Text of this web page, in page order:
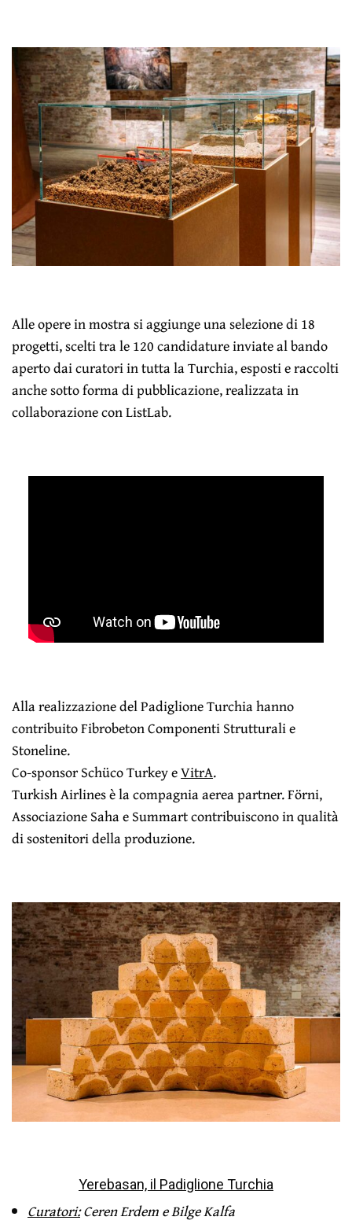
Alle opere in mostra si aggiunge una selezione di 18
progetti, scelti tra le 120 candidature inviate al bando
aperto dai curatori in tutta la Turchia, esposti e raccolti
anche sotto forma di pubblicazione, realizzata in
collaborazione con ListLab.
Alla realizzazione del Padiglione Turchia hanno
contribuito Fibrobeton Componenti Strutturali e
Stoneline.
Co-sponsor Schüco Turkey eVitrA.
Turkish Airlinesè la compagnia aerea partner. Förni,
Associazione Saha e Summart contribuiscono in qualità
di sostenitori della produzione.
Yerebasan, il Padiglione Turchia
Curatori:Ceren Erdem e Bilge Kalfa